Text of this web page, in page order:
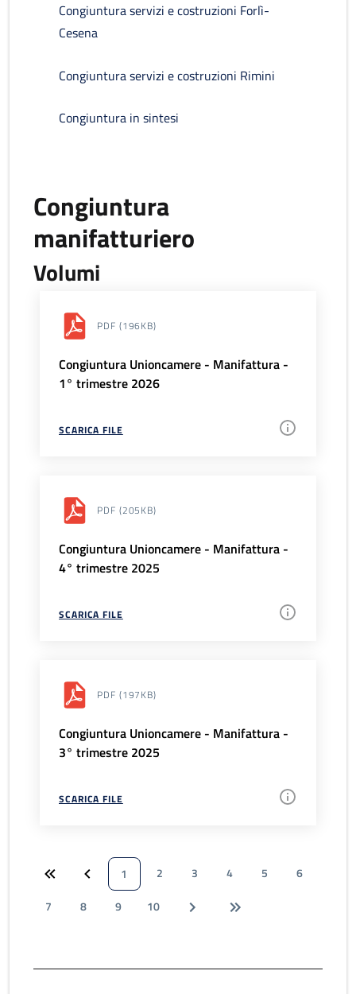
Congiuntura servizi e costruzioni Forlì-
Cesena
Congiuntura servizi e costruzioni Rimini
Congiuntura in sintesi
Congiuntura
manifatturiero
Volumi
PDF (196KB)
Congiuntura Unioncamere - Manifattura -
1° trimestre 2026
SCARICA FILE
PDF (205KB)
Congiuntura Unioncamere - Manifattura -
4° trimestre 2025
SCARICA FILE
PDF (197KB)
Congiuntura Unioncamere - Manifattura -
3° trimestre 2025
SCARICA FILE
1 2 3 4 5
6
7
8 9 10